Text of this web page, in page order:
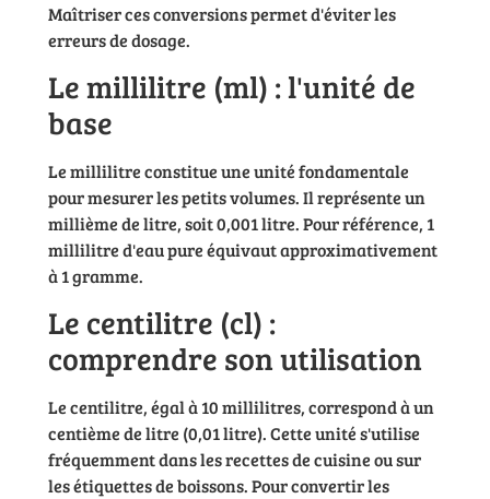
Maîtriser ces conversions permet d'éviter les
erreurs de dosage.
Le millilitre (ml) : l'unité de
base
Le millilitre constitue une unité fondamentale
pour mesurer les petits volumes. Il représente un
millième de litre, soit 0,001 litre. Pour référence, 1
millilitre d'eau pure équivaut approximativement
à 1 gramme.
Le centilitre (cl) :
comprendre son utilisation
Le centilitre, égal à 10 millilitres, correspond à un
centième de litre (0,01 litre). Cette unité s'utilise
fréquemment dans les recettes de cuisine ou sur
les étiquettes de boissons. Pour convertir les